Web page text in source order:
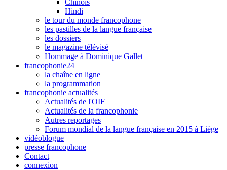
Chinois
Hindi
le tour du monde francophone
les pastilles de la langue française
les dossiers
le magazine télévisé
Hommage à Dominique Gallet
francophonie24
la chaîne en ligne
la programmation
francophonie actualités
Actualités de l'OIF
Actualités de la francophonie
Autres reportages
Forum mondial de la langue française en 2015 à Liège
vidéoblogue
presse francophone
Contact
connexion